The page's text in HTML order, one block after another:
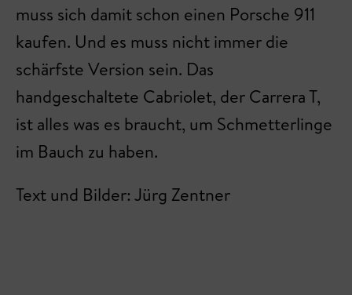
muss sich damit schon einen Porsche 911
kaufen. Und es muss nicht immer die
schärfste Version sein. Das
handgeschaltete Cabriolet, der Carrera T,
ist alles was es braucht, um Schmetterlinge
im Bauch zu haben.
Text und Bilder: Jürg Zentner